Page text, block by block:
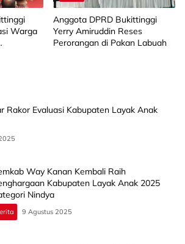
Warga
Anggota DPRD Bukittinggi
Yerry Amiruddin Reses
Perorangan di Pakan Labuah
Rakor Evaluasi Kabupaten Layak Anak
Way Kanan Kembali Raih
Kabupaten Layak Anak 2025
Nindya
9 Agustus 2025